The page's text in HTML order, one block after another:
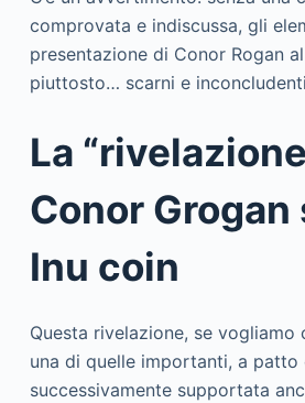
comprovata e indiscussa, gli
presentazione di Conor Rogan
piuttosto… scarni e
La
Conor Grogan
Inu coin
Questa rivelazione, se vogliamo
una di quelle importanti, a patto
successivamente supportata